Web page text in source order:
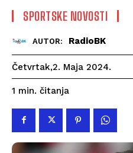
SPORTSKE NOVOSTI
AUTOR: RadioBK
Četvrtak,2. Maja 2024.
1 min. čitanja